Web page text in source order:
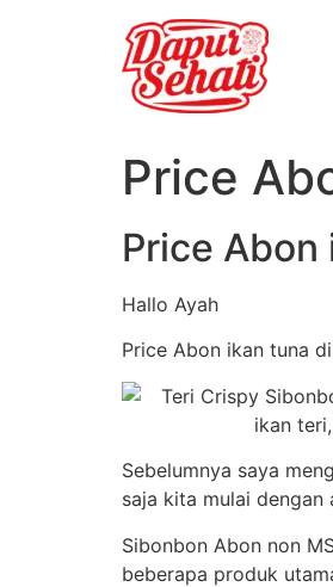
Price
Price Abon
Hallo Ayah
Price Abon ikan tuna
Sebelumnya saya
saja kita mulai dengan
Sibonbon Abon non
beberapa produk